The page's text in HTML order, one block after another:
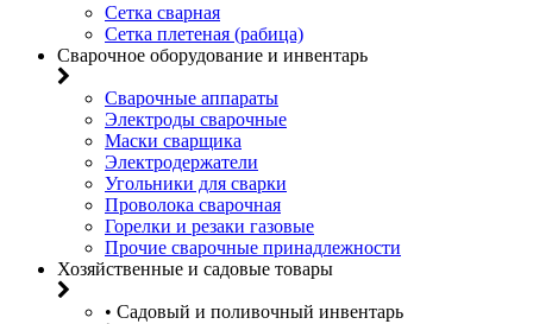
Сетка сварная
Сетка плетеная (рабица)
Сварочное оборудование и инвентарь
Сварочные аппараты
Электроды сварочные
Маски сварщика
Электродержатели
Угольники для сварки
Проволока сварочная
Горелки и резаки газовые
Прочие сварочные принадлежности
Хозяйственные и садовые товары
• Садовый и поливочный инвентарь